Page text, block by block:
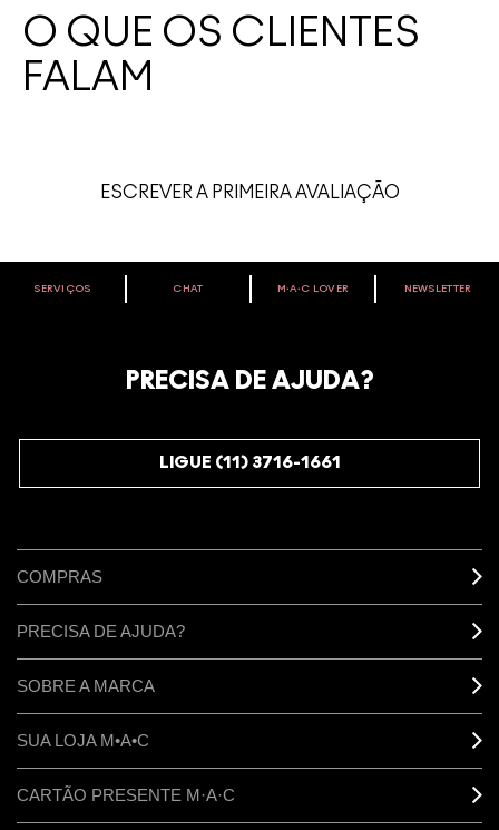
O QUE OS CLIENTES
FALAM
ESCREVER A PRIMEIRA AVALIAÇÃO
VOCÊ É M·A·C LOVER?
começando com 10% de desconto na sua próxima compra.
SERVIÇOS CHAT M∙A∙C LOVER NEWSLETTER
PRECISA DE AJUDA?
LIGUE (11) 3716-1661
COMPRAS
PRECISA DE AJUDA?
SOBRE A MARCA
SUA LOJA M•A•C
CARTÃO PRESENTE M·A·C